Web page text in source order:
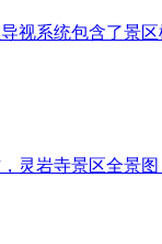
视系统包含了景
灵岩寺景区全景